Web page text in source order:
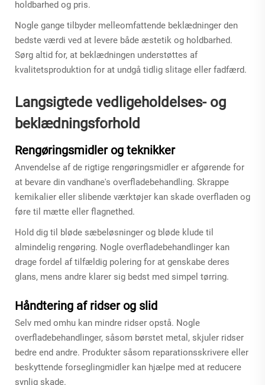
holdbarhed og pris.
Nogle gange tilbyder melleomfattende beklædninger den
bedste værdi ved at levere både æstetik og holdbarhed.
Sørg altid for, at beklædningen understøttes af
kvalitetsproduktion for at undgå tidlig slitage eller fadfærd.
Langsigtede vedligeholdelses- og
beklædningsforhold
Rengøringsmidler og teknikker
Anvendelse af de rigtige rengøringsmidler er afgørende for
at bevare din vandhane's overfladebehandling. Skrappe
kemikalier eller slibende værktøjer kan skade overfladen og
føre til mætte eller flagnethed.
Hold dig til bløde sæbeløsninger og bløde klude til
almindelig rengøring. Nogle overfladebehandlinger kan
drage fordel af tilfældig polering for at genskabe deres
glans, mens andre klarer sig bedst med simpel tørring.
Håndtering af ridser og slid
Selv med omhu kan mindre ridser opstå. Nogle
overfladebehandlinger, såsom børstet metal, skjuler ridser
bedre end andre. Produkter såsom reparationsskrivere eller
beskyttende forseglingmidler kan hjælpe med at reducere
synlig skade.